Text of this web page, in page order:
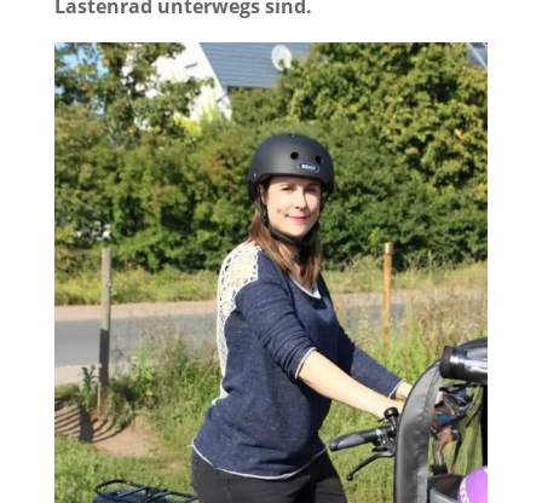
Lastenrad unterwegs sind.